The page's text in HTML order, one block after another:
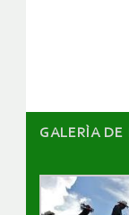
GALERÌA DE